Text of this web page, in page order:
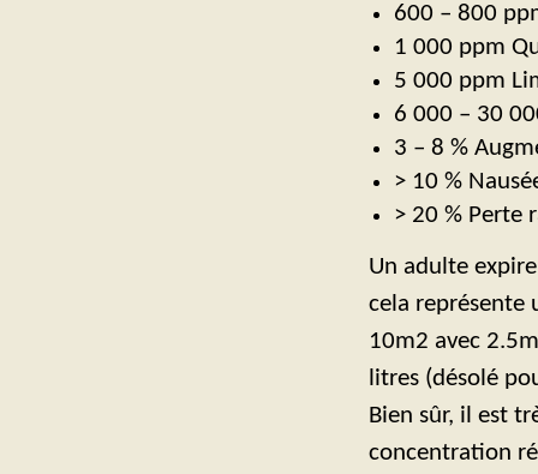
600 – 800
1 000 ppm
5 000 ppm
6 000 – 30
3 – 8 %
> 10 %
> 20 % Perte
Un adulte
cela représente
10m2 avec
litres (désolé
Bien sûr, il est
concentration